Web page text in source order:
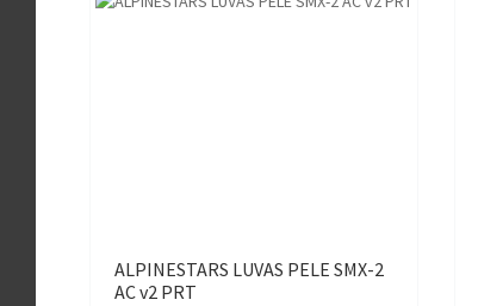
ALPINESTARS LUVAS PELE SMX-2
AC v2 PRT